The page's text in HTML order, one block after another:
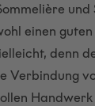
einen
denn
Verbindung